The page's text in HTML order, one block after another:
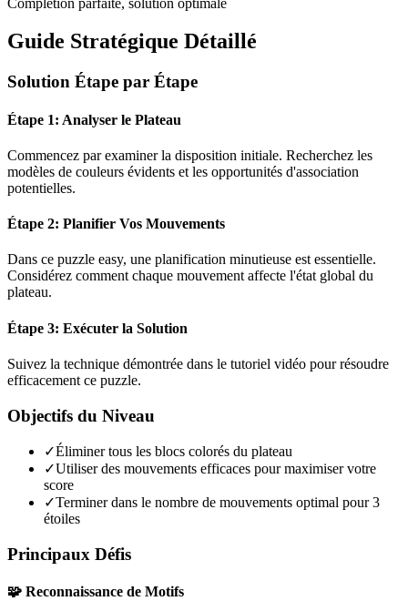
Guide Stratégique Détaillé
Solution Étape par Étape
Étape 1: Analyser le Plateau
Commencez par examiner la disposition initiale. Recherchez les
modèles de couleurs évidents et les opportunités d'association
potentielles.
Étape 2: Planifier Vos Mouvements
Dans ce puzzle easy, une planification minutieuse est essentielle.
Considérez comment chaque mouvement affecte l'état global du
plateau.
Étape 3: Exécuter la Solution
Suivez la technique démontrée dans le tutoriel vidéo pour résoudre
efficacement ce puzzle.
Objectifs du Niveau
✓Éliminer tous les blocs colorés du plateau
✓Utiliser des mouvements efficaces pour maximiser votre
score
✓Terminer dans le nombre de mouvements optimal pour 3
étoiles
Principaux Défis
🧩 Reconnaissance de Motifs